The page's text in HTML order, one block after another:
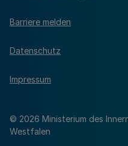
© 2026 Ministerium des
Westfalen
Barriere melden
Datenschutz
Impressum